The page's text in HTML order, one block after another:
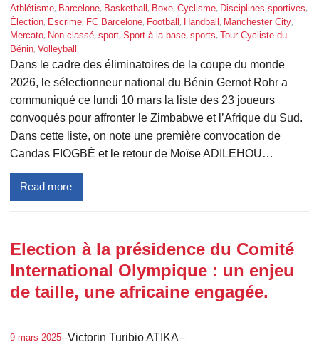
Athlétisme, Barcelone, Basketball, Boxe, Cyclisme, Disciplines sportives ,
Élection, Escrime, FC Barcelone, Football, Handball, Manchester City ,
Mercato, Non classé, sport, Sport à la base, sports, Tour Cycliste du
Bénin, Volleyball
Dans le cadre des éliminatoires de la coupe du monde
2026, le sélectionneur national du Bénin Gernot Rohr a
communiqué ce lundi 10 mars la liste des 23 joueurs
convoqués pour affronter le Zimbabwe et l’Afrique du Sud.
Dans cette liste, on note une première convocation de
Candas FIOGBÉ et le retour de Moïse ADILEHOU…
Read more
Election à la présidence du Comité
International Olympique : un enjeu
de taille, une africaine engagée.
9 mars 2025–Victorin Turibio ATIKA–